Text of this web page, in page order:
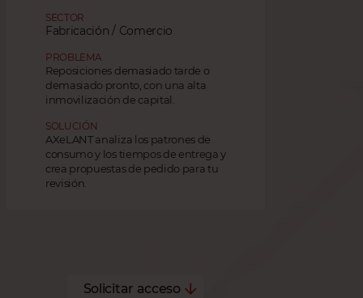
SECTOR
Fabricación / Comercio
PROBLEMA
Reposiciones demasiado tarde o
demasiado pronto, con una alta
inmovilización de capital.
SOLUCIÓN
AXeLANT analiza los patrones de
consumo y los tiempos de entrega y
crea propuestas de pedido para tu
revisión.
Solicitar acceso